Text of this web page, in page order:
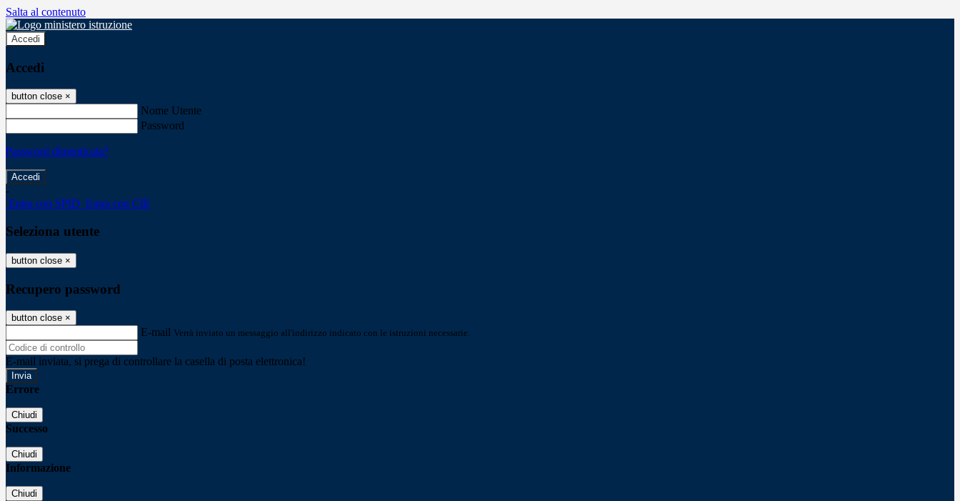
Salta al contenuto
Accedi
Accedi
button close ×
Nome Utente
Password
Password dimenticata?
-
Entra con SPID Entra con CIE
Seleziona utente
button close ×
Recupero password
button close ×
E-mail Verrà inviato un messaggio all'indirizzo indicato con le istruzioni necessarie.
E-mail inviata, si prega di controllare la casella di posta elettronica!
Errore
Chiudi
Successo
Chiudi
Informazione
Chiudi